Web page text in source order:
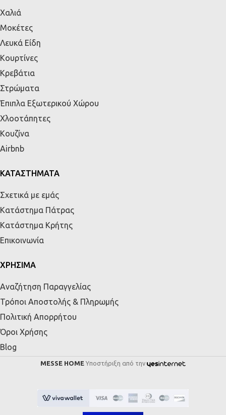
Χαλιά
Μοκέτες
Λευκά Είδη
Κουρτίνες
Κρεβάτια
Στρώματα
Έπιπλα Εξωτερικού Χώρου
Χλοοτάπητες
Κουζίνα
Airbnb
ΚΑΤΑΣΤΗΜΑΤΑ
Σχετικά με εμάς
Κατάστημα Πάτρας
Κατάστημα Κρήτης
Επικοινωνία
ΧΡΗΣΙΜΑ
Αναζήτηση Παραγγελίας
Τρόποι Αποστολής & Πληρωμής
Πολιτική Απορρήτου
Όροι Χρήσης
Blog
MESSE HOME Υποστήριξη από την